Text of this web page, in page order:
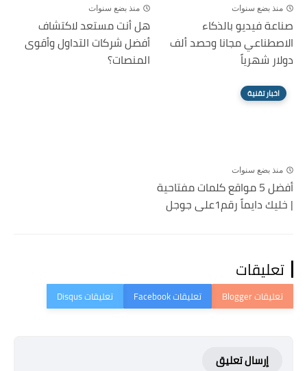
منذ بضع سنوات
صناعة فيديو بالذكاء
الاصطناعي مجانا وحصد ألف
دولار شهرياً
منذ بضع سنوات
هل أنت مستعد لاكتشاف
أفضل شركات التداول وأقوى
المنصات؟
اخبار تقنية
منذ بضع سنوات
أفضل 5 مواقع كلمات مفتاحية
| خليك دايماً رقم1على جوجل
تعليقات
إرسال تعليق